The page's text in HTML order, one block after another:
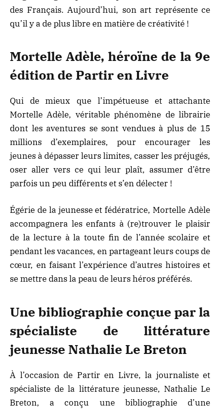
des Français. Aujourd’hui, son art représente ce
qu’il y a de plus libre en matière de créativité !
Mortelle Adèle, héroïne de la 9e
édition de Partir en Livre
Qui de mieux que l’impétueuse et attachante
Mortelle Adèle, véritable phénomène de librairie
dont les aventures se sont vendues à plus de 15
millions d’exemplaires, pour encourager les
jeunes à dépasser leurs limites, casser les préjugés,
oser aller vers ce qui leur plaît, assumer d’être
parfois un peu différents et s’en délecter !
Égérie de la jeunesse et fédératrice, Mortelle Adèle
accompagnera les enfants à (re)trouver le plaisir
de la lecture à la toute fin de l’année scolaire et
pendant les vacances, en partageant leurs coups de
cœur, en faisant l’expérience d’autres histoires et
se mettre dans la peau de leurs héros préférés.
Une bibliographie conçue par la
spécialiste de littérature
jeunesse Nathalie Le Breton
À l’occasion de Partir en Livre, la journaliste et
spécialiste de la littérature jeunesse, Nathalie Le
Breton, a conçu une bibliographie d’une